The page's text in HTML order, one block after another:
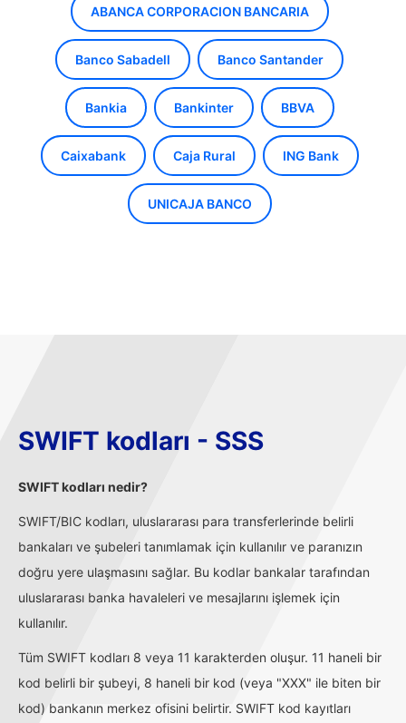
ABANCA CORPORACION BANCARIA
Banco Sabadell Banco Santander
Bankia Bankinter BBVA
Caixabank Caja Rural ING Bank
UNICAJA BANCO
SWIFT kodları - SSS
SWIFT kodları nedir?
SWIFT/BIC kodları, uluslararası para transferlerinde belirli
bankaları ve şubeleri tanımlamak için kullanılır ve paranızın
doğru yere ulaşmasını sağlar. Bu kodlar bankalar tarafından
uluslararası banka havaleleri ve mesajlarını işlemek için
kullanılır.
Tüm SWIFT kodları 8 veya 11 karakterden oluşur. 11 haneli bir
kod belirli bir şubeyi, 8 haneli bir kod (veya "XXX" ile biten bir
kod) bankanın merkez ofisini belirtir. SWIFT kod kayıtları